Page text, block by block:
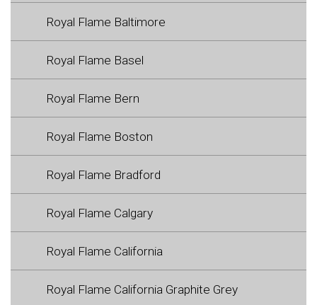
Royal Flame Baltimore
Royal Flame Basel
Royal Flame Bern
Royal Flame Boston
Royal Flame Bradford
Royal Flame Calgary
Royal Flame California
Royal Flame California Graphite Grey